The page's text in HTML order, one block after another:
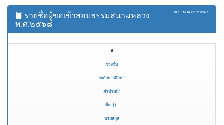
แสดง 1 ถึง 26 จาก 26 ผลลัพธ์
รายชื่อผู้ขอเข้าสอบธรรมสนามหลวง
พ.ศ.๒๕๖๘
#
ช่วงชั้น
ระดับการศึกษา
คำนำหน้า
ชื่อ
นามสกุล